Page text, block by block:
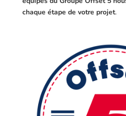
chaque étape de votre projet.